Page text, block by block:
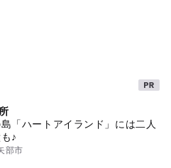
「ハートアイランド」には二人
♪
部市